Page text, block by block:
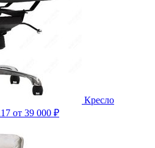
Кресло
от 39 000 ₽